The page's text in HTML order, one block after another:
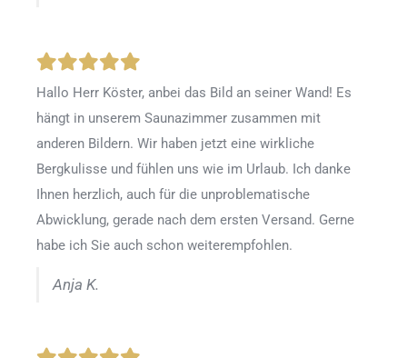
Hallo Herr Köster, anbei das Bild an seiner Wand! Es
hängt in unserem Saunazimmer zusammen mit
anderen Bildern. Wir haben jetzt eine wirkliche
Bergkulisse und fühlen uns wie im Urlaub. Ich danke
Ihnen herzlich, auch für die unproblematische
Abwicklung, gerade nach dem ersten Versand. Gerne
habe ich Sie auch schon weiterempfohlen.
Anja K.